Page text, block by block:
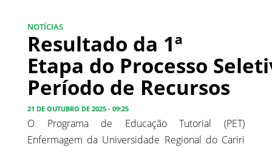
NOTÍCIAS
Resultado da 1ª
Etapa do Processo
Período de Recursos
21 DE OUTUBRO DE 2025 - 09:25
O Programa de Educação Tutorial (PET)
Enfermagem da Universidade Regional do Cariri